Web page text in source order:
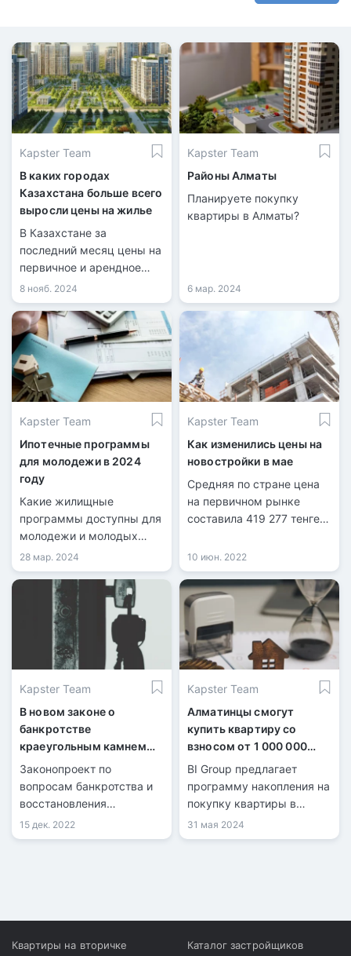
Kapster Team
В каких городах
Казахстана больше всего
выросли цены на жилье
В Казахстане за
последний месяц цены на
первичное и арендное
жилье выросли на 0,6%,
тогда как стоимость
«вторички» снизилась на
0,4%.
8 нояб. 2024
Kapster Team
Районы Алматы
Планируете покупку
квартиры в Алматы?
6 мар. 2024
Kapster Team
Ипотечные программы
для молодежи в 2024
году
Какие жилищные
программы доступны для
молодежи и молодых
семей в Казахстане?
Какой максимальный
возраст участников этих
программ?
28 мар. 2024
Kapster Team
Как изменились цены на
новостройки в мае
Средняя по стране цена
на первичном рынке
составила 419 277 тенге
тенге дороже, чем в
апреле.
10 июн. 2022
Kapster Team
В новом законе о
банкротстве
краеугольным камнем
стало изъятие жилья
Законопроект по
вопросам банкротства и
восстановления
платежеспособности
физических лиц подходит
15 дек. 2022
Kapster Team
Алматинцы смогут
купить квартиру со
взносом от 1 000 000
тенге
BI Group предлагает
программу накопления на
покупку квартиры в
бигвиллях Arena City и
Dream City.
31 мая 2024
Квартиры на вторичке Каталог застройщиков